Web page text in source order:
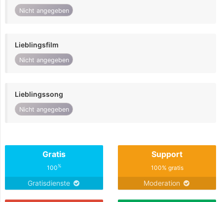
Nicht angegeben
Lieblingsfilm
Nicht angegeben
Lieblingssong
Nicht angegeben
Gratis
100%
Gratisdienste
Support
100% gratis
Moderation